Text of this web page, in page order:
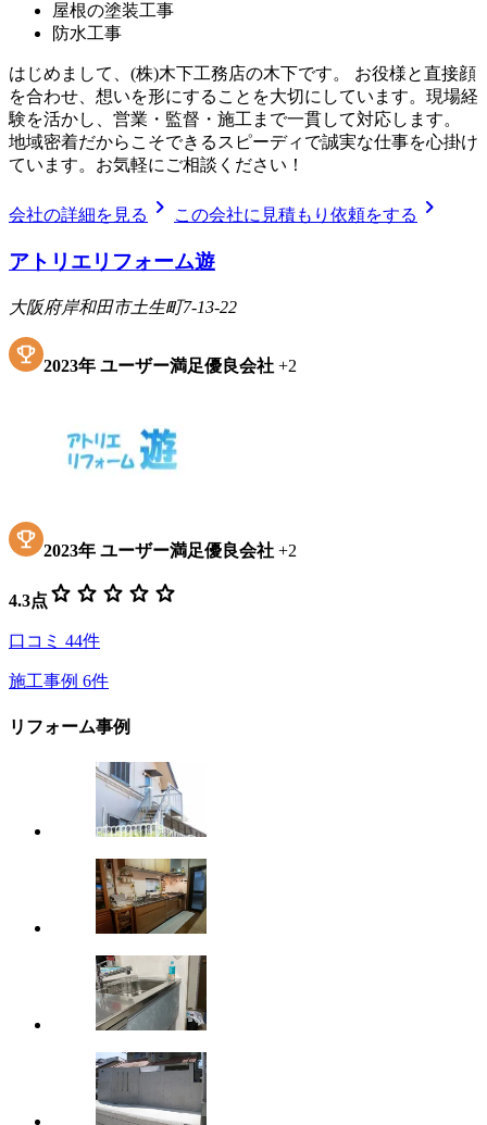
屋根の塗装工事
防水工事
はじめまして、(株)木下工務店の木下です。 お役様と直接顔
を合わせ、想いを形にすることを大切にしています。現場経
験を活かし、営業・監督・施工まで一貫して対応します。
地域密着だからこそできるスピーディで誠実な仕事を心掛け
ています。お気軽にご相談ください！
会社の詳細を見る chevron_right この会社に見積もり依頼をする chevron_right
アトリエリフォーム遊
大阪府岸和田市土生町7-13-22
2023年 ユーザー満足優良会社 +2
2023年 ユーザー満足優良会社 +2
4.3点 star star star star star
口コミ 44件
施工事例 6件
リフォーム事例